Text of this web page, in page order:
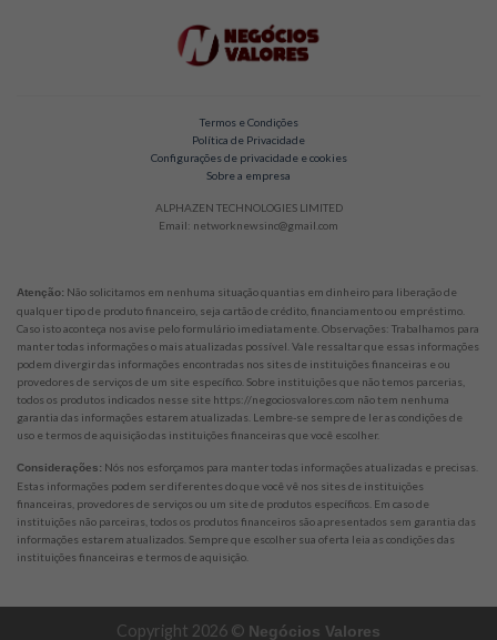
Termos e Condições
Política de Privacidade
Configurações de privacidade e cookies
Sobre a empresa
ALPHAZEN TECHNOLOGIES LIMITED
Email: networknewsinc@gmail.com
Atenção: Não solicitamos em nenhuma situação quantias em dinheiro para liberação de
qualquer tipo de produto financeiro, seja cartão de crédito, financiamento ou empréstimo.
Caso isto aconteça nos avise pelo formulário imediatamente. Observações: Trabalhamos para
manter todas informações o mais atualizadas possível. Vale ressaltar que essas informações
podem divergir das informações encontradas nos sites de instituições financeiras e ou
provedores de serviços de um site específico. Sobre instituições que não temos parcerias,
todos os produtos indicados nesse site https://negociosvalores.com não tem nenhuma
garantia das informações estarem atualizadas. Lembre-se sempre de ler as condições de
uso e termos de aquisição das instituições financeiras que você escolher.
Considerações: Nós nos esforçamos para manter todas informações atualizadas e precisas.
Estas informações podem ser diferentes do que você vê nos sites de instituições
financeiras, provedores de serviços ou um site de produtos específicos. Em caso de
instituições não parceiras, todos os produtos financeiros são apresentados sem garantia das
informações estarem atualizados. Sempre que escolher sua oferta leia as condições das
instituições financeiras e termos de aquisição.
Copyright 2026 © Negócios Valores